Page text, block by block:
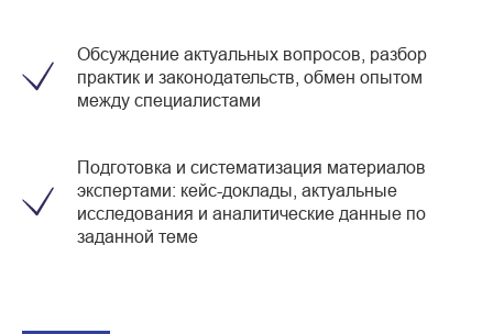
Обсуждение актуальных вопросов, разбор
практик и законодательств, обмен опытом
между специалистами
Подготовка и систематизация материалов
экспертами: кейс-доклады, актуальные
исследования и аналитические данные по
заданной теме